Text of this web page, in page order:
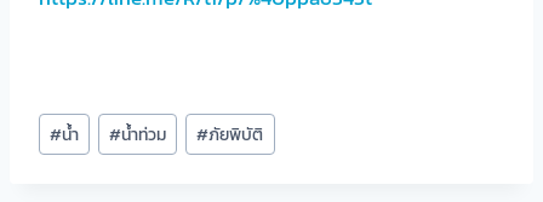
Post
Tags:
#น้ำ #น้ำท่วม #ภัยพิบัติ